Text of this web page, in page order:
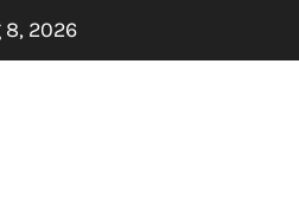
定你一起唱响青春！
8, 2026